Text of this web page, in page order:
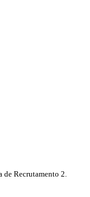
de Recrutamento 2.